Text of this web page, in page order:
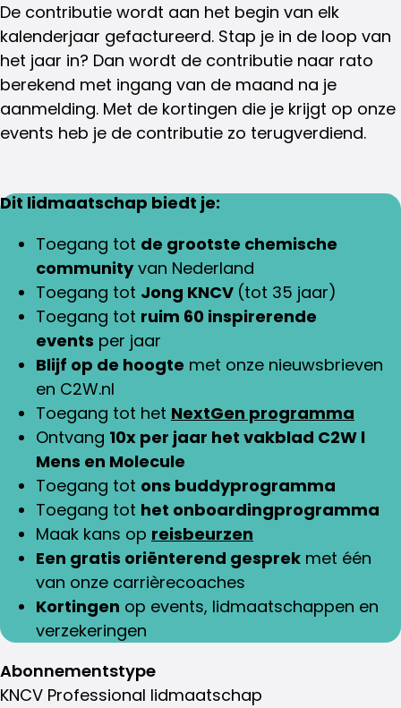
De contributie wordt aan het begin van elk
kalenderjaar gefactureerd. Stap je in de loop van
het jaar in? Dan wordt de contributie naar rato
berekend met ingang van de maand na je
aanmelding. Met de kortingen die je krijgt op onze
events heb je de contributie zo terugverdiend.
Dit lidmaatschap biedt je:
Toegang tot de grootste chemische
communityvan Nederland
Toegang tot Jong KNCV (tot 35 jaar)
Toegang tot ruim 60 inspirerende
events per jaar
Blijf op de hoogte met onze nieuwsbrieven
en C2W.nl
Toegang tot het NextGen programma
Ontvang 10x per jaar het vakblad C2W l
Mens en Molecule
Toegang tot ons buddyprogramma
Toegang tot het onboardingprogramma
Maak kans op reisbeurzen
Een gratis oriënterend gesprek met één
van onze carrièrecoaches
Kortingen op events, lidmaatschappen en
verzekeringen
Abonnementstype
KNCV Professional lidmaatschap